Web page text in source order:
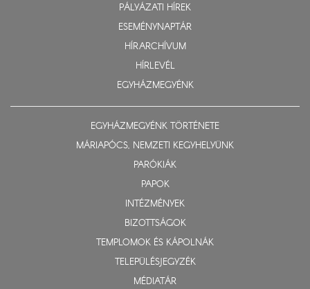
PÁLYÁZATI HÍREK
ESEMÉNYNAPTÁR
HÍRARCHÍVUM
HÍRLEVÉL
EGYHÁZMEGYÉNK
EGYHÁZMEGYÉNK TÖRTÉNETE
MÁRIAPÓCS, NEMZETI KEGYHELYÜNK
PARÓKIÁK
PAPOK
INTÉZMÉNYEK
BIZOTTSÁGOK
TEMPLOMOK ÉS KÁPOLNÁK
TELEPÜLÉSJEGYZÉK
MÉDIATÁR